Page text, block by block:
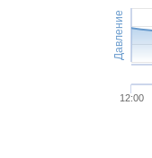
Давление
12:00